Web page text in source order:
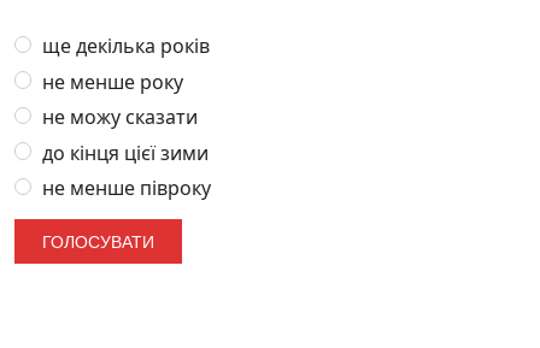
ще декілька років
не менше року
не можу сказати
до кінця цієї зими
не менше півроку